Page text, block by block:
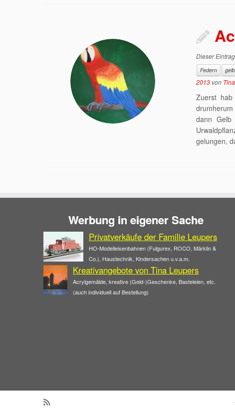
Dieser
Federn
gelb
2013 von
Zuerst
dann Gelb
gelungen,
Werbung in eigener Sache
Privatverkäufe der Familie Leupers
HO-Modelleisenbahnen (Fulgurex, ROCO, Märklin &
Co.), Haustechnik, Kindersachen u.v.a.m.
Kreativangebote von Tina Leupers
Acrylgemälde, kreative (Geld-)Geschenke, Basteleien, etc.
(auch individuell auf Bestellung)
·